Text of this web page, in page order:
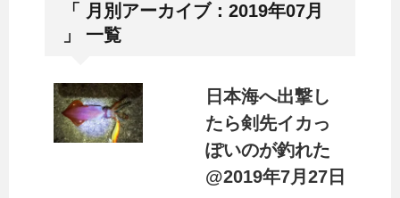
「 月別アーカイブ：2019年07月
」 一覧
日本海へ出撃し
たら剣先イカっ
ぽいのが釣れた
@2019年7月27日